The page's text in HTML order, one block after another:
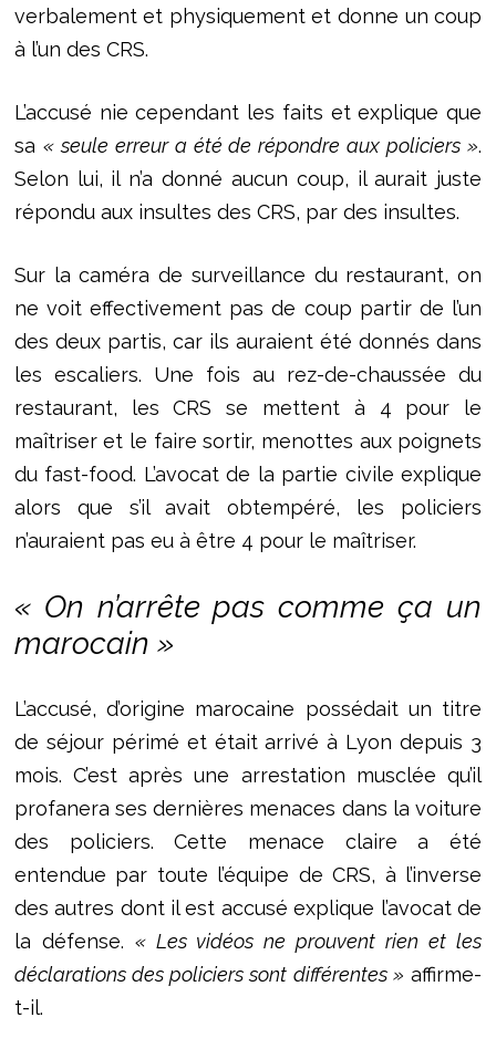
verbalement et physiquement et donne un coup
à l’un des CRS.
L’accusé nie cependant les faits et explique que
sa « seule erreur a été de répondre aux policiers ».
Selon lui, il n’a donné aucun coup, il aurait juste
répondu aux insultes des CRS, par des insultes.
Sur la caméra de surveillance du restaurant, on
ne voit effectivement pas de coup partir de l’un
des deux partis, car ils auraient été donnés dans
les escaliers. Une fois au rez-de-chaussée du
restaurant, les CRS se mettent à 4 pour le
maîtriser et le faire sortir, menottes aux poignets
du fast-food. L’avocat de la partie civile explique
alors que s’il avait obtempéré, les policiers
n’auraient pas eu à être 4 pour le maîtriser.
« On n’arrête pas comme ça un
marocain »
L’accusé, d’origine marocaine possédait un titre
de séjour périmé et était arrivé à Lyon depuis 3
mois. C’est après une arrestation musclée qu’il
profanera ses dernières menaces dans la voiture
des policiers. Cette menace claire a été
entendue par toute l’équipe de CRS, à l’inverse
des autres dont il est accusé explique l’avocat de
la défense. « Les vidéos ne prouvent rien et les
déclarations des policiers sont différentes » affirme-
t-il.